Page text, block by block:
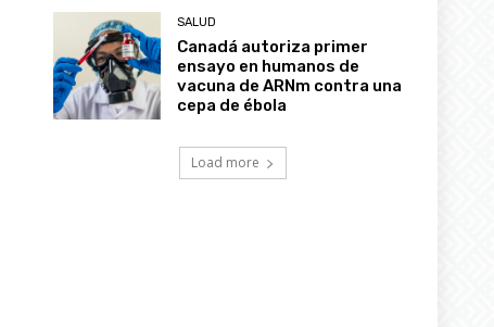
SALUD
Canadá autoriza primer
ensayo en humanos de
vacuna de ARNm contra una
cepa de ébola
Load more